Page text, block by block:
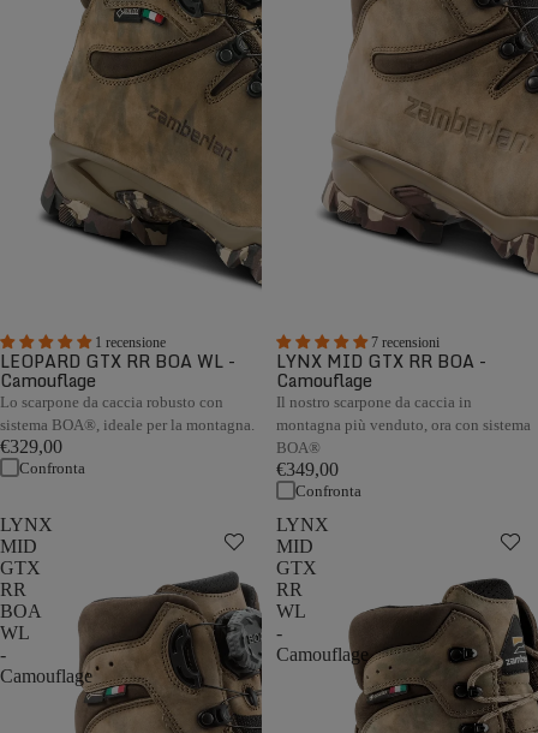
1 recensione
LEOPARD GTX RR BOA WL -
Camouflage
Lo scarpone da caccia robusto con
sistema BOA®, ideale per la montagna.
€329,00
Confronta
7 recensioni
LYNX MID GTX RR BOA -
Camouflage
Il nostro scarpone da caccia in
montagna più venduto, ora con sistema
BOA®
€349,00
Confronta
LYNX
MID
GTX
RR
BOA
WL
-
Camouflage
LYNX
MID
GTX
RR
WL
-
Camouflage